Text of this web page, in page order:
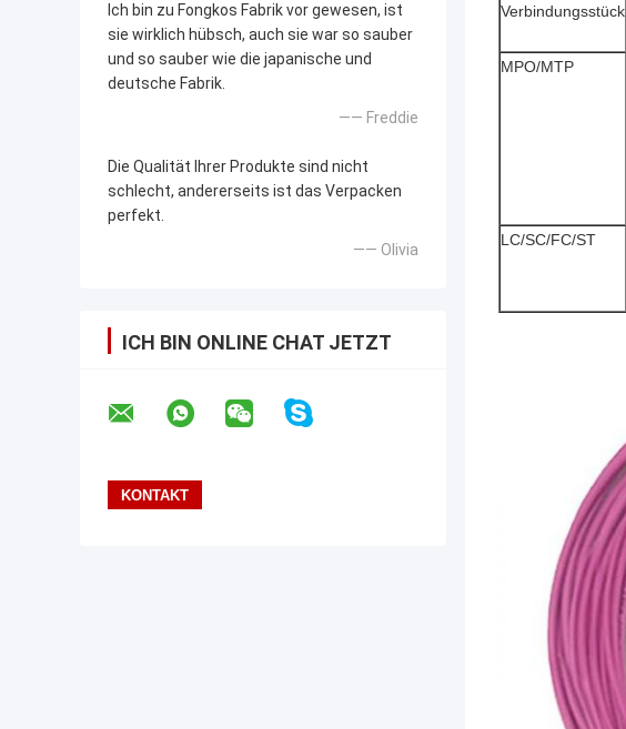
Ich bin zu Fongkos Fabrik vor gewesen, ist
sie wirklich hübsch, auch sie war so sauber
und so sauber wie die japanische und
deutsche Fabrik.
—— Freddie
Die Qualität Ihrer Produkte sind nicht
schlecht, andererseits ist das Verpacken
perfekt.
—— Olivia
ICH BIN ONLINE CHAT JETZT
Verbindungsstück
MPO/MTP
LC/SC/FC/ST